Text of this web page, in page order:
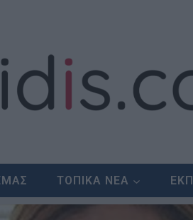
ΤΟΠΙΚΑ ΝΕΑ